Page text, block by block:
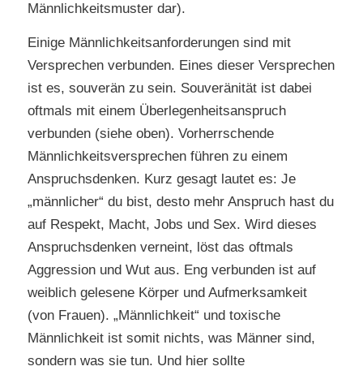
Männlichkeitsmuster dar).
Einige Männlichkeitsanforderungen sind mit
Versprechen verbunden. Eines dieser Versprechen
ist es, souverän zu sein. Souveränität ist dabei
oftmals mit einem Überlegenheitsanspruch
verbunden (siehe oben). Vorherrschende
Männlichkeitsversprechen führen zu einem
Anspruchsdenken. Kurz gesagt lautet es: Je
„männlicher“ du bist, desto mehr Anspruch hast du
auf Respekt, Macht, Jobs und Sex. Wird dieses
Anspruchsdenken verneint, löst das oftmals
Aggression und Wut aus. Eng verbunden ist auf
weiblich gelesene Körper und Aufmerksamkeit
(von Frauen). „Männlichkeit“ und toxische
Männlichkeit ist somit nichts, was Männer sind,
sondern was sie tun. Und hier sollte